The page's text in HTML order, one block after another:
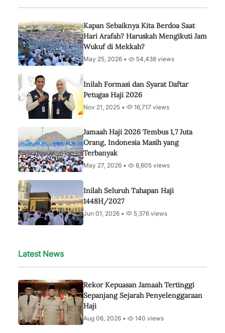
Kapan Sebaiknya Kita Berdoa Saat
Hari Arafah? Haruskah Mengikuti Jam
Wukuf di Mekkah?
May 25, 2026 • 54,438 views
Inilah Formasi dan Syarat Daftar
Petugas Haji 2026
Nov 21, 2025 • 16,717 views
Jamaah Haji 2026 Tembus 1,7 Juta
Orang, Indonesia Masih yang
Terbanyak
May 27, 2026 • 8,605 views
Inilah Seluruh Tahapan Haji
1448H/2027
Jun 01, 2026 • 5,376 views
Latest News
Rekor Kepuasan Jamaah Tertinggi
Sepanjang Sejarah Penyelenggaraan
Haji
Aug 06, 2026 • 140 views